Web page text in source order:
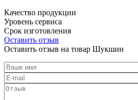
Качество продукции
Уровень сервиса
Срок изготовления
Оставить отзыв
Оставить отзыв на товар Шукшин